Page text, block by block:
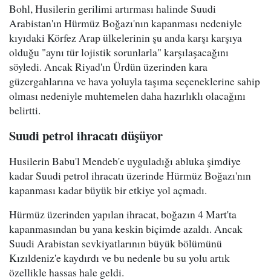
Bohl, Husilerin gerilimi artırması halinde Suudi
Arabistan'ın Hürmüz Boğazı'nın kapanması nedeniyle
kıyıdaki Körfez Arap ülkelerinin şu anda karşı karşıya
olduğu "aynı tür lojistik sorunlarla" karşılaşacağını
söyledi. Ancak Riyad'ın Ürdün üzerinden kara
güzergahlarına ve hava yoluyla taşıma seçeneklerine sahip
olması nedeniyle muhtemelen daha hazırlıklı olacağını
belirtti.
Suudi petrol ihracatı düşüyor
Husilerin Babu'l Mendeb'e uyguladığı abluka şimdiye
kadar Suudi petrol ihracatı üzerinde Hürmüz Boğazı'nın
kapanması kadar büyük bir etkiye yol açmadı.
Hürmüz üzerinden yapılan ihracat, boğazın 4 Mart'ta
kapanmasından bu yana keskin biçimde azaldı. Ancak
Suudi Arabistan sevkiyatlarının büyük bölümünü
Kızıldeniz'e kaydırdı ve bu nedenle bu su yolu artık
özellikle hassas hale geldi.